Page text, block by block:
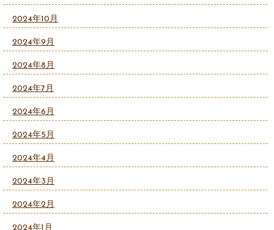
2024年10月
2024年9月
2024年8月
2024年7月
2024年6月
2024年5月
2024年4月
2024年3月
2024年2月
2024年1月